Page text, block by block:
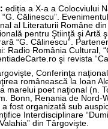
ediția a X-a a Colocviului
Călinescu”.
al Literaturii Române
pentru Ştiinţă şi Artă
“G. Călinescu”.
Radio România Cultural,
şi revista
Conferinţa
românească la Ioan
marelui poet naţional (n.
Bonn, Renania de Nord-
fost organizată sub
Interdisciplinare
din Târgovişte.